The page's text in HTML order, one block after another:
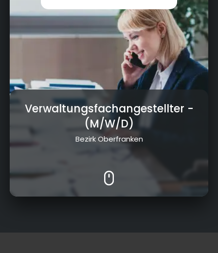
Verwaltungsfachangestellter -
(M/W/D)
Bezirk Oberfranken